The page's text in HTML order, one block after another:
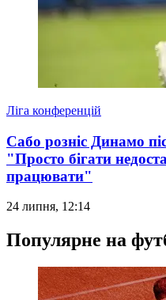
Ліга конференцій
Сабо розніс Динамо
"Просто бігати
працювати"
24 липня, 12:14
Популярне на